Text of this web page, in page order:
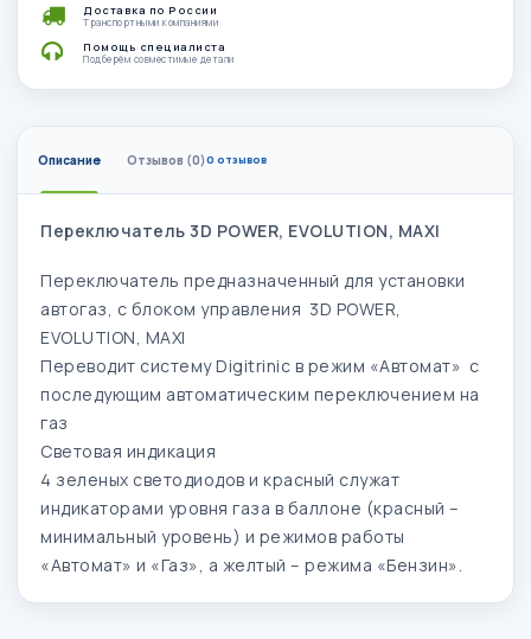
Доставка по России
Транспортными компаниями
Помощь специалиста
Подберём совместимые детали
Описание Отзывов (0)0 отзывов
Переключатель 3D POWER, EVOLUTION, MAXI ​
Переключатель предназначенный для установки
автогаз, с блоком управления 3D POWER,
EVOLUTION, MAXI
Переводит систему Digitrinic в режим «Автомат» с
последующим автоматическим переключением на
газ
Световая индикация
4 зеленых светодиодов и красный служат
индикаторами уровня газа в баллоне (красный –
минимальный уровень) и режимов работы
«Автомат» и «Газ», а желтый – режима «Бензин».